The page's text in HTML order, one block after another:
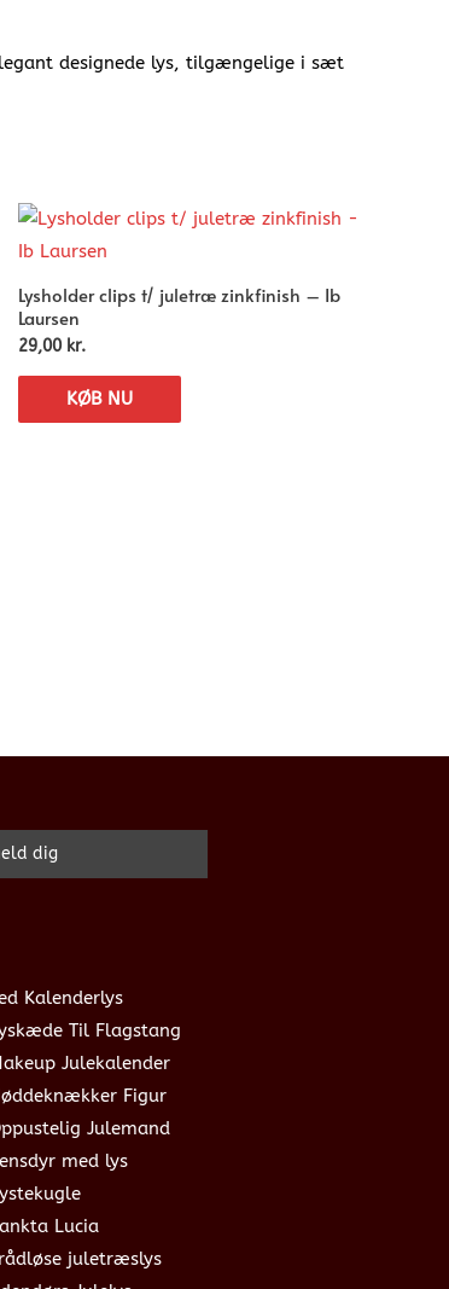
designede lys, tilgængelige i sæt
Lysholder clips t/ juletræ zinkfinish – Ib
Laursen
29,00 kr.
KØB NU
Kalenderlys
Til Flagstang
Julekalender
Figur
Julemand
med lys
Lucia
juletræslys